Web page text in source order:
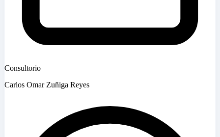
Consultorio
Carlos Omar Zuñiga Reyes